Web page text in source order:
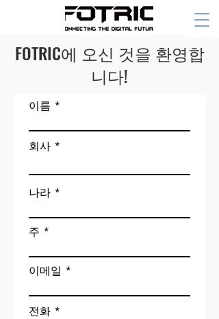
FOTRIC에 오신 것을 환영합
니다!
이름
회사
나라
주
이메일
전화